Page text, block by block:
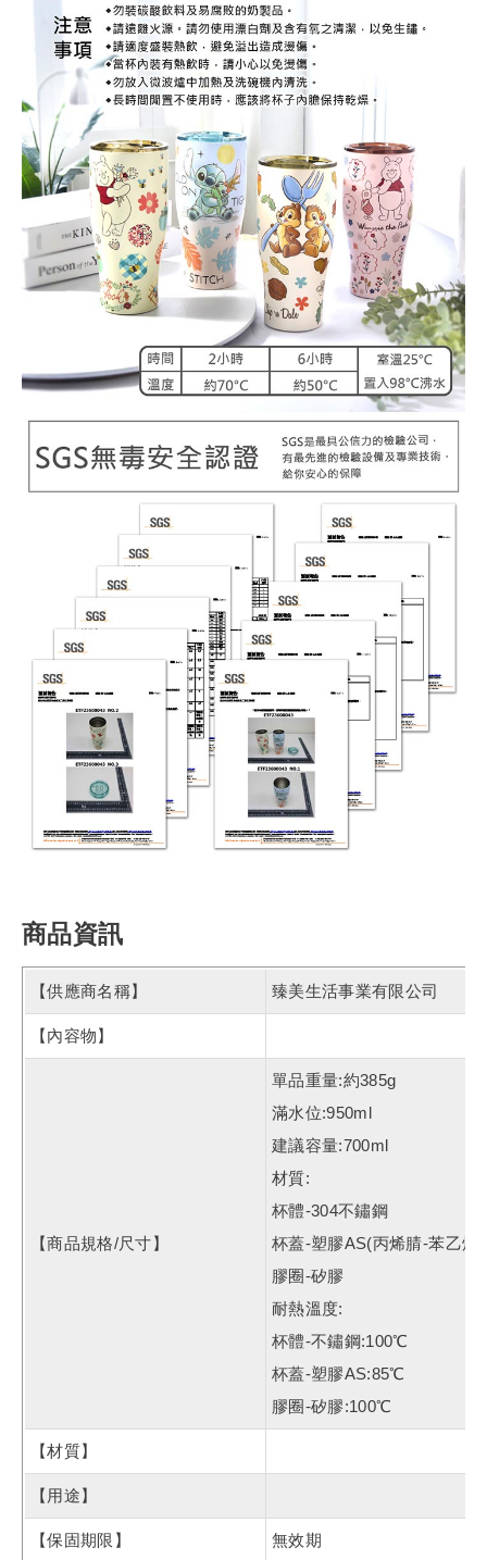
商品資訊
【供應商名稱】 臻美生活事業有限公司
【內容物】
【商品規格/尺寸】
單品重量:約385g
滿水位:950ml
建議容量:700ml
材質:
杯體-304不鏽鋼
杯蓋-塑膠AS(丙烯腈-苯乙烯
膠圈-矽膠
耐熱溫度:
杯體-不鏽鋼:100℃
杯蓋-塑膠AS:85℃
膠圈-矽膠:100℃
【材質】
【用途】
【保固期限】 無效期